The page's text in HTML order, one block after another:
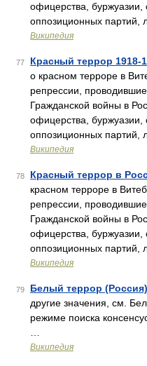
офицерства, буржуазии,
оппозиционных партий,
Википедия
77 Красный террор 1918-
о красном терроре в
репрессии,
Гражданской войны в
офицерства, буржуазии,
оппозиционных партий,
Википедия
78 Красный террор в
красном терроре в
репрессии,
Гражданской войны в
офицерства, буржуазии,
оппозиционных партий,
Википедия
79 Белый террор (Россия)
другие значения, см.
режиме поиска
Википедия